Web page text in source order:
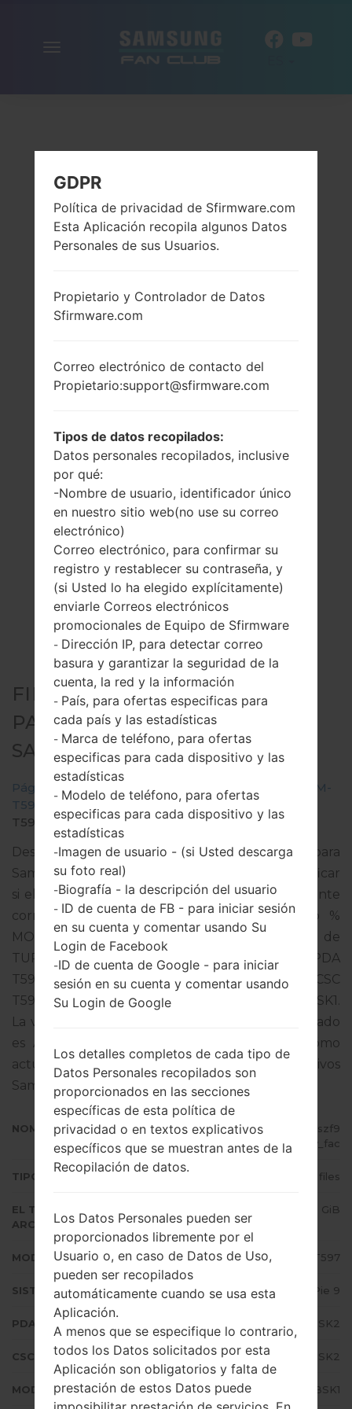
FIRMWARE OFICIAL #119638
PARA SM-T597 -
SAMSUNGGALAXY TAB A 10.5
Página principal → Galaxy Tab A 10.5 →
SamsungSM-
T597
SM-
T597_1_20191202175702_veszf97zby_fac.zip
Descargue la última actualización de firmware para
Samsung Galaxy Tab A 10.5, pero no olvide verificar
si el número de modelo de su teléfono inteligente
corresponde al número de modelo indicado %
MODEL%. El código del firmware es TUR de
TURKEY. El producto viene con la versión PDA
T597JXU4BSK2 y la versión CSC
T597TUR4BSK2,Versión de MODEM T597JXU4BSK1.
La versión del sistema operativo del firmware dado
es Android Pie 9. Tutorial completo sobre cómo
actualizar el firmware oficial en dispositivos
Samsung aquí
NOMBRE DE ARCHIVO
SM-T597_1_20191202175702_veszf9
7zby_fac
TIPO DE FIRMWARE 4 files
EL TAMAÑO DEL
ARCHIVO
2.53 GiB
MODELO Samsung SM-T597
SISTEMA OPERATIVO Android Pie 9
PDA/AP VERSIÓN T597JXU4BSK2
CSC VERSIÓN T597TUR4BSK2
MODEM/CP VERSIÓN T597JXU4BSK1
GDPR
Política de privacidad de Sfirmware.com
Esta Aplicación recopila algunos Datos
Personales de sus Usuarios.
Propietario y Controlador de Datos
Sfirmware.com
Correo electrónico de contacto del
Propietario:support@sfirmware.com
Tipos de datos recopilados:
Datos personales recopilados, inclusive
por qué:
-Nombre de usuario, identificador único
en nuestro sitio web(no use su correo
electrónico)
Correo electrónico, para confirmar su
registro y restablecer su contraseña, y
(si Usted lo ha elegido explícitamente)
enviarle Correos electrónicos
promocionales de Equipo de Sfirmware
- Dirección IP, para detectar correo
basura y garantizar la seguridad de la
cuenta, la red y la información
- País, para ofertas especificas para
cada país y las estadísticas
- Marca de teléfono, para ofertas
especificas para cada dispositivo y las
estadísticas
- Modelo de teléfono, para ofertas
especificas para cada dispositivo y las
estadísticas
-Imagen de usuario - (si Usted descarga
su foto real)
-Biografía - la descripción del usuario
- ID de cuenta de FB - para iniciar sesión
en su cuenta y comentar usando Su
Login de Facebook
-ID de cuenta de Google - para iniciar
sesión en su cuenta y comentar usando
Su Login de Google
Los detalles completos de cada tipo de
Datos Personales recopilados son
proporcionados en las secciones
específicas de esta política de
privacidad o en textos explicativos
específicos que se muestran antes de la
Recopilación de datos.
Los Datos Personales pueden ser
proporcionados libremente por el
Usuario o, en caso de Datos de Uso,
pueden ser recopilados
automáticamente cuando se usa esta
Aplicación.
A menos que se especifique lo contrario,
todos los Datos solicitados por esta
Aplicación son obligatorios y falta de
prestación de estos Datos puede